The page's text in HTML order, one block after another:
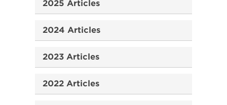
2025 Articles
2024 Articles
2023 Articles
2022 Articles